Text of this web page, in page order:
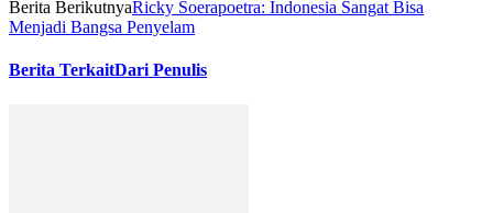
Berita BerikutnyaRicky Soerapoetra: Indonesia Sangat Bisa
Menjadi Bangsa Penyelam
Berita TerkaitDari Penulis